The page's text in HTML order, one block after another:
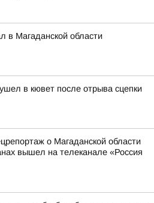
в Магаданской области
в кювет после отрыва сцепки
о Магаданской области
вышел на телеканале «Россия